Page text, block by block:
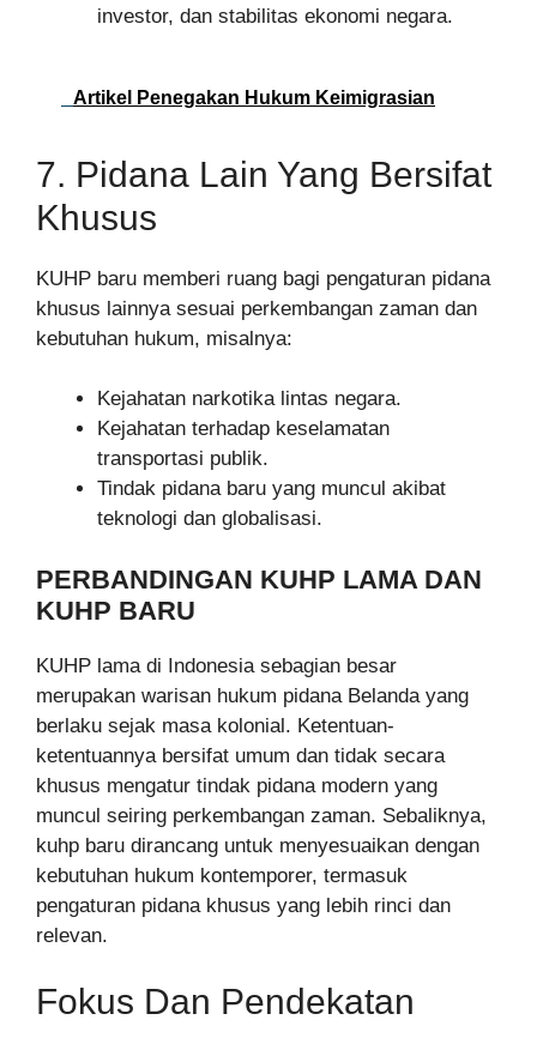
investor, dan stabilitas ekonomi negara.
Artikel Penegakan Hukum Keimigrasian
7. Pidana Lain Yang Bersifat
Khusus
KUHP baru memberi ruang bagi pengaturan pidana
khusus lainnya sesuai perkembangan zaman dan
kebutuhan hukum, misalnya:
Kejahatan narkotika lintas negara.
Kejahatan terhadap keselamatan
transportasi publik.
Tindak pidana baru yang muncul akibat
teknologi dan globalisasi.
PERBANDINGAN KUHP LAMA DAN
KUHP BARU
KUHP lama di Indonesia sebagian besar
merupakan warisan hukum pidana Belanda yang
berlaku sejak masa kolonial. Ketentuan-
ketentuannya bersifat umum dan tidak secara
khusus mengatur tindak pidana modern yang
muncul seiring perkembangan zaman. Sebaliknya,
kuhp baru dirancang untuk menyesuaikan dengan
kebutuhan hukum kontemporer, termasuk
pengaturan pidana khusus yang lebih rinci dan
relevan.
Fokus Dan Pendekatan